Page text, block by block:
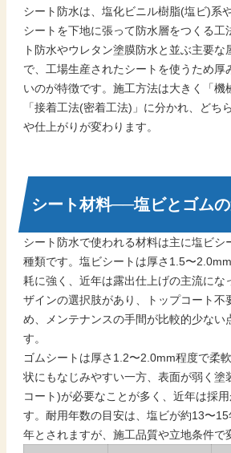
シート防水は、塩化ビニル樹脂(塩ビ)系
シートを下地に張って防水層をつくる工
ト防水やウレタン塗膜防水と並ぶ主要な
で、工場生産されたシートを使うため厚
いのが特徴です。施工方法は大きく「機
「接着工法(密着工法)」に分かれ、どち
や仕上がりが変わります。
シート材料──塩ビとゴム
シート防水で使われる材料は主に塩ビシ
種類です。塩ビシートは厚さ1.5〜
耗に強く、近年は露出仕上げの主流にな
ザインの選択肢があり、トップコート不
め、メンテナンスの手間が比較的少ない
す。
ゴムシートは厚さ1.2〜2.0mm程度で柔
状にもなじみやすい一方、表面が弱く塗
コート)が必要なことが多く、近年は採
す。耐用年数の目安は、塩ビが約13〜
年とされますが、施工品質や立地条件で